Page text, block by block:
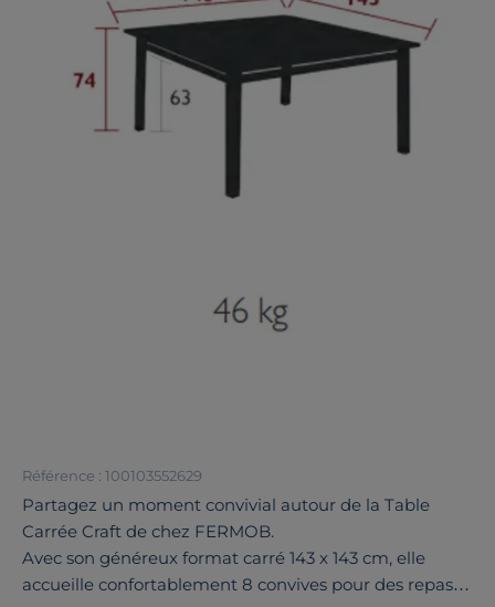
Référence : 100103552629
Partagez un moment convivial autour de la Table
Carrée Craft de chez FERMOB.
Avec son généreux format carré 143 x 143 cm, elle
accueille confortablement 8 convives pour des repas